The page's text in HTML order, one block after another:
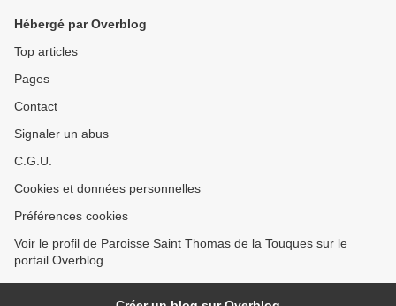
Hébergé par Overblog
Top articles
Pages
Contact
Signaler un abus
C.G.U.
Cookies et données personnelles
Préférences cookies
Voir le profil de Paroisse Saint Thomas de la Touques sur le
portail Overblog